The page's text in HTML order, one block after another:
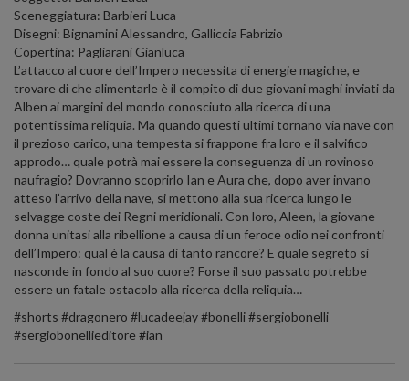
Sceneggiatura: Barbieri Luca
Disegni: Bignamini Alessandro, Galliccia Fabrizio
Copertina: Pagliarani Gianluca
L’attacco al cuore dell’Impero necessita di energie magiche, e
trovare di che alimentarle è il compito di due giovani maghi inviati da
Alben ai margini del mondo conosciuto alla ricerca di una
potentissima reliquia. Ma quando questi ultimi tornano via nave con
il prezioso carico, una tempesta si frappone fra loro e il salvifico
approdo… quale potrà mai essere la conseguenza di un rovinoso
naufragio? Dovranno scoprirlo Ian e Aura che, dopo aver invano
atteso l’arrivo della nave, si mettono alla sua ricerca lungo le
selvagge coste dei Regni meridionali. Con loro, Aleen, la giovane
donna unitasi alla ribellione a causa di un feroce odio nei confronti
dell’Impero: qual è la causa di tanto rancore? E quale segreto si
nasconde in fondo al suo cuore? Forse il suo passato potrebbe
essere un fatale ostacolo alla ricerca della reliquia…
#shorts #dragonero #lucadeejay #bonelli #sergiobonelli
#sergiobonellieditore #ian